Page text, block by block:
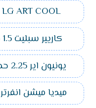
LG ART COOL
كاريير سبليت 1.5 حصان
يونيون اير 2.25 حصان
ميديا ميشن انفرتر